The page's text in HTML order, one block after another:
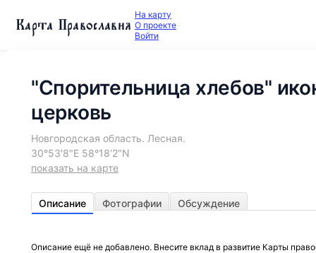
Карта Православия На карту
О проекте
Войти
"Спорительница хлебов"
церковь
Новгородская область. Лесная.
30°53′8″E 58°18′2″N
показать на карте
Описание Фотографии Обсуждение
Описание ещё не добавлено. Внесите вклад в развитие Карты